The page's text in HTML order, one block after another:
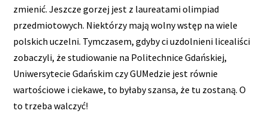
zmienić. Jeszcze gorzej jest z laureatami olimpiad
przedmiotowych. Niektórzy mają wolny wstęp na wiele
polskich uczelni. Tymczasem, gdyby ci uzdolnieni licealiści
zobaczyli, że studiowanie na Politechnice Gdańskiej,
Uniwersytecie Gdańskim czy GUMedzie jest równie
wartościowe i ciekawe, to byłaby szansa, że tu zostaną. O
to trzeba walczyć!